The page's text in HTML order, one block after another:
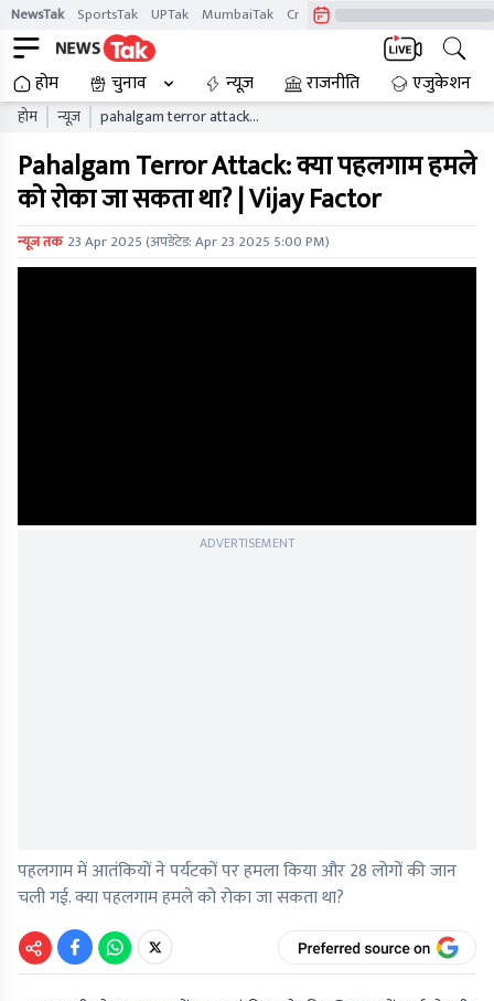
NewsTak SportsTak UPTak MumbaiTak CrimeTak
होम चुनाव न्यूज़ राजनीति एजुकेशन
होम न्यूज़
pahalgam terror attack
have been prevented vijay
factor
Pahalgam Terror Attack: क्या पहलगाम हमले
को रोका जा सकता था? | Vijay Factor
न्यूज तक 23 Apr 2025(अपडेटेड:Apr 23 2025 5:00 PM)
ADVERTISEMENT
पहलगाम में आतंकियों ने पर्यटकों पर हमला किया और 28 लोगों की जान
चली गई. क्या पहलगाम हमले को रोका जा सकता था?